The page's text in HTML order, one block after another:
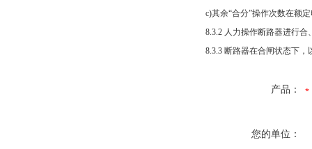
c)其余“合分”操作次数在额
8.3.2 人力操作断路器进行
8.3.3 断路器在合闸状态下
产品：
您的单位：